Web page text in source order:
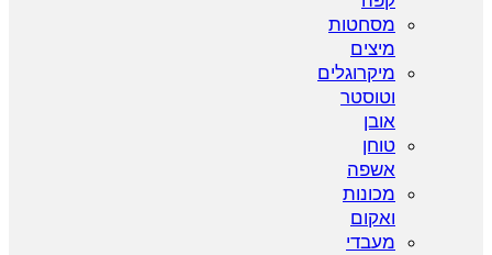
מסחטות
מיצים
מיקרוגלים
וטוסטר
טוחן
אשפה
מכונות
ואקום
מעבדי